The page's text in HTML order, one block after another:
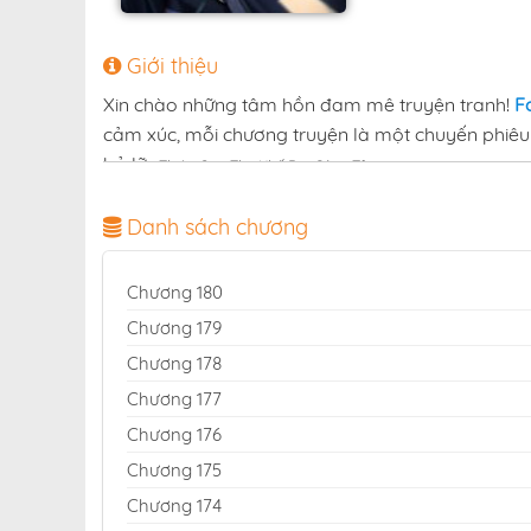
Giới thiệu
Xin chào những tâm hồn đam mê truyện tranh!
cảm xúc, mỗi chương truyện là một chuyến
bỏ lỡ:Thiên Qua Thư Khố Đại Công Tử.
Việt Nam. Hàng ngàn bộ truyện thuộc mọi thể
cuốn hút và bất tận!
đọc truyện Thiên Qua Thư Khố Đại Công Tử
Danh sách chương
Chương 180
Chương 179
Chương 178
Chương 177
Chương 176
Chương 175
Chương 174